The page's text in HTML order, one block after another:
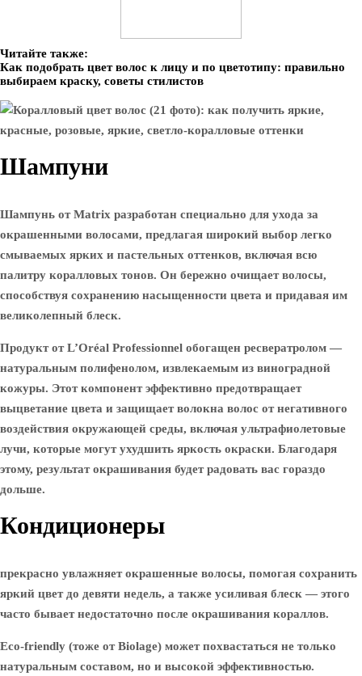
Читайте также:
Как подобрать цвет волос к лицу и по цветотипу: правильно
выбираем краску, советы стилистов
Шампуни
Шампунь от Matrix разработан специально для ухода за
окрашенными волосами, предлагая широкий выбор легко
смываемых ярких и пастельных оттенков, включая всю
палитру коралловых тонов. Он бережно очищает волосы,
способствуя сохранению насыщенности цвета и придавая им
великолепный блеск.
Продукт от L’Oréal Professionnel обогащен ресвератролом —
натуральным полифенолом, извлекаемым из виноградной
кожуры. Этот компонент эффективно предотвращает
выцветание цвета и защищает волокна волос от негативного
воздействия окружающей среды, включая ультрафиолетовые
лучи, которые могут ухудшить яркость окраски. Благодаря
этому, результат окрашивания будет радовать вас гораздо
дольше.
Кондиционеры
прекрасно увлажняет окрашенные волосы, помогая сохранить
яркий цвет до девяти недель, а также усиливая блеск — этого
часто бывает недостаточно после окрашивания кораллов.
Eco-friendly (тоже от Biolage) может похвастаться не только
натуральным составом, но и высокой эффективностью.